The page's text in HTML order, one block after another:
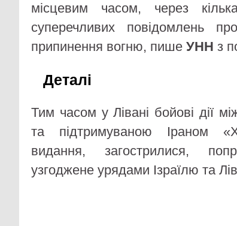
місцевим часом, через
суперечливих повідомлень
припинення вогню, пише УНН з
Деталі
Тим часом у Лівані бойові дії
та підтримуваною Іраном
видання, загострилися,
узгоджене урядами Ізраїлю та